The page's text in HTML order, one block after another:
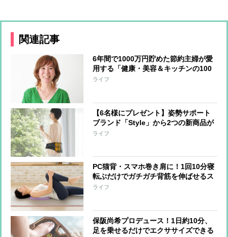
関連記事
6年間で1000万円貯めた節約主婦が愛
用する「健康・美容＆キッチンの100
均グッズ」6選
ライフ
【6名様にプレゼント】姿勢サポート
ブランド「Style」から2つの新商品が
登場！長友選手と共同開発した商品を
ライフ
PC猫背・スマホ巻き肩に！1回10分寝
転ぶだけでガチガチ背筋を伸ばせるス
トレッチクッション
ライフ
保阪尚希プロデュース！1日約10分、
足を乗せるだけでエクササイズできる